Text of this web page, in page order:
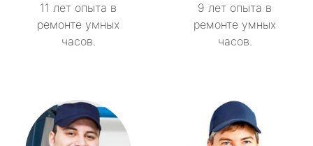
11 лет опыта в
ремонте умных
часов.
9 лет опыта в
ремонте умных
часов.